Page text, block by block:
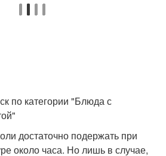
по категории "Блюда с
достаточно подержать при
около часа. Но лишь в случае,